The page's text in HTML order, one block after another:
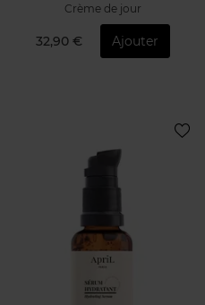
Crème de jour
32,90 € Ajouter